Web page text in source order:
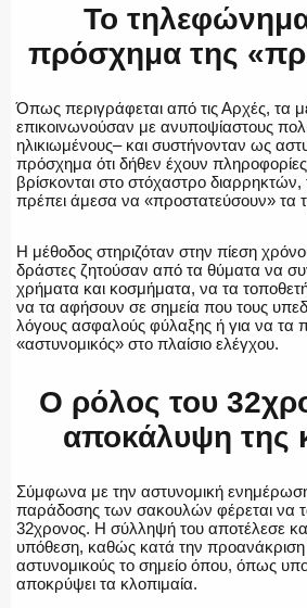
ΑΣΤΥΝΟΜΙΚΟ ΡΕΠΟΡΤΑΖ
ΟΠΛΑ/ΕΞΟΠΛΙΣΜΟΣ
ΟΜΑΔΕΣ ΕΛ.ΑΣ.
Το
πρόσχημα της
Όπως περιγράφεται από τις Αρχές, τα
επικοινωνούσαν με ανυποψίαστους
ηλικιωμένους– και συστήνονταν ως
πρόσχημα ότι δήθεν έχουν
βρίσκονται στο στόχαστρο διαρρηκτών,
πρέπει άμεσα να «προστατεύσουν» τα
Η μέθοδος στηριζόταν στην πίεση
δράστες ζητούσαν από τα θύματα να
χρήματα και κοσμήματα, να τα
να τα αφήσουν σε σημεία που τους
λόγους ασφαλούς φύλαξης ή για να τα
«αστυνομικός» στο πλαίσιο ελέγχου.
Ο ρόλος του
αποκάλυψη της
Σύμφωνα με την αστυνομική
παράδοσης των σακουλών φέρεται να
32χρονος. Η σύλληψή του αποτέλεσε
υπόθεση, καθώς κατά την προανάκριση
αστυνομικούς το σημείο όπου, όπως
αποκρύψει τα κλοπιμαία.